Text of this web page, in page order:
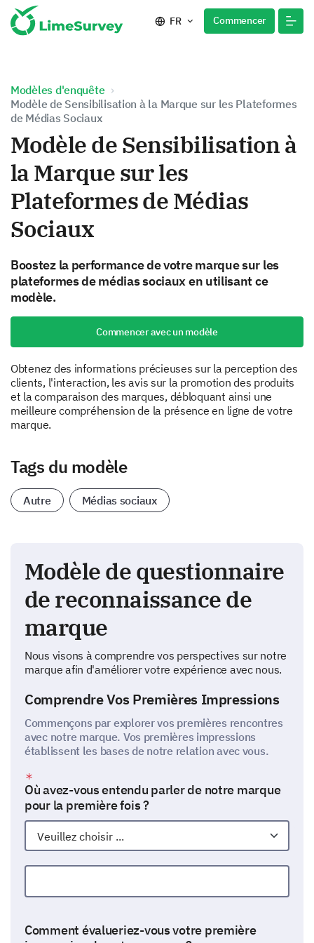
FR Commencer
Modèles d'enquête
Modèle de Sensibilisation à la Marque sur les Plateformes
de Médias Sociaux
Modèle de Sensibilisation à
la Marque sur les
Plateformes de Médias
Sociaux
Boostez la performance de votre marque sur les
plateformes de médias sociaux en utilisant ce
modèle.
Commencer avec un modèle
Obtenez des informations précieuses sur la perception des
clients, l'interaction, les avis sur la promotion des produits
et la comparaison des marques, débloquant ainsi une
meilleure compréhension de la présence en ligne de votre
marque.
Tags du modèle
Autre Médias sociaux
Modèle de questionnaire
de reconnaissance de
marque
Nous visons à comprendre vos perspectives sur notre
marque afin d'améliorer votre expérience avec nous.
Comprendre Vos Premières Impressions
Commençons par explorer vos premières rencontres
avec notre marque. Vos premières impressions
établissent les bases de notre relation avec vous.
Où avez-vous entendu parler de notre marque
pour la première fois ?
Autre :
Comment évalueriez-vous votre première